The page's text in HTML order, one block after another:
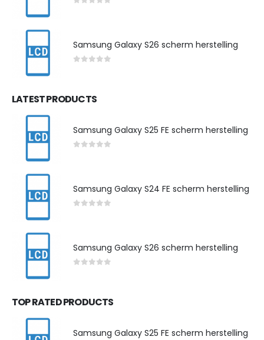
Samsung Galaxy S26 scherm herstelling
LATEST PRODUCTS
Samsung Galaxy S25 FE scherm herstelling
Samsung Galaxy S24 FE scherm herstelling
Samsung Galaxy S26 scherm herstelling
TOP RATED PRODUCTS
Samsung Galaxy S25 FE scherm herstelling